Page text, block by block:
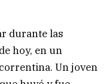
durante las
hoy, en un
Un joven